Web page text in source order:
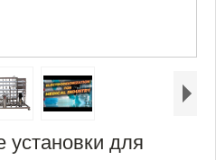
установки для